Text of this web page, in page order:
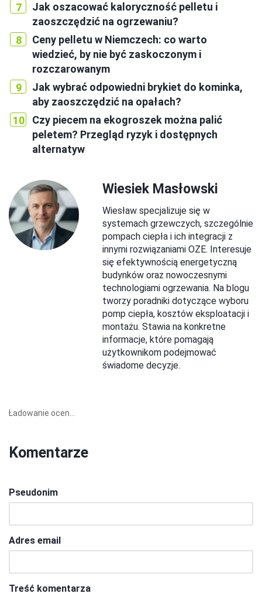
Jak oszacować kaloryczność pelletu i
zaoszczędzić na ogrzewaniu?
Ceny pelletu w Niemczech: co warto
wiedzieć, by nie być zaskoczonym i
rozczarowanym
Jak wybrać odpowiedni brykiet do kominka,
aby zaoszczędzić na opałach?
Czy piecem na ekogroszek można palić
peletem? Przegląd ryzyk i dostępnych
alternatyw
Wiesiek Masłowski
Wiesław specjalizuje się w
systemach grzewczych, szczególnie
pompach ciepła i ich integracji z
innymi rozwiązaniami OZE. Interesuje
się efektywnością energetyczną
budynków oraz nowoczesnymi
technologiami ogrzewania. Na blogu
tworzy poradniki dotyczące wyboru
pomp ciepła, kosztów eksploatacji i
montażu. Stawia na konkretne
informacje, które pomagają
użytkownikom podejmować
świadome decyzje.
Ładowanie ocen...
Komentarze
Pseudonim
Adres email
Treść komentarza